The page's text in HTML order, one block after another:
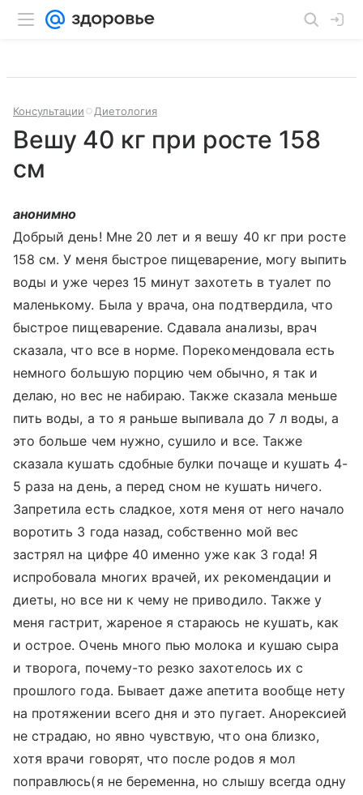
Консультации Диетология
Вешу 40 кг при росте 158
см
анонимно
Добрый день! Мне 20 лет и я вешу 40 кг при росте
158 см. У меня быстрое пищеварение, могу выпить
воды и уже через 15 минут захотеть в туалет по
маленькому. Была у врача, она подтвердила, что
быстрое пищеварение. Сдавала анализы, врач
сказала, что все в норме. Порекомендовала есть
немного большую порцию чем обычно, я так и
делаю, но вес не набираю. Также сказала меньше
пить воды, а то я раньше выпивала до 7 л воды, а
это больше чем нужно, сушило и все. Также
сказала кушать сдобные булки почаще и кушать 4-
5 раза на день, а перед сном не кушать ничего.
Запретила есть сладкое, хотя меня от него начало
воротить 3 года назад, собственно мой вес
застрял на цифре 40 именно уже как 3 года! Я
испробовала многих врачей, их рекомендации и
диеты, но все ни к чему не приводило. Также у
меня гастрит, жареное я стараюсь не кушать, как
и острое. Очень много пью молока и кушаю сыра
и творога, почему-то резко захотелось их с
прошлого года. Бывает даже апетита вообще нету
на протяжении всего дня и это пугает. Анорексией
не страдаю, но явно чувствую, что она близко,
хотя врачи говорят, что после родов я мол
поправлюсь(я не беременна, но слышу всегда одну